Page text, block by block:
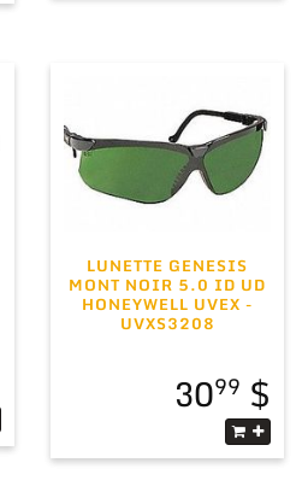
LUNETTE GENESIS
MONT NOIR 5.0 ID UD
HONEYWELL UVEX -
UVXS3208
3099